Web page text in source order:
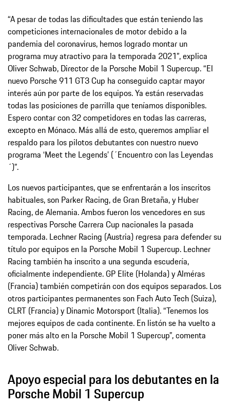
“A pesar de todas las dificultades que están teniendo las
competiciones internacionales de motor debido a la
pandemia del coronavirus, hemos logrado montar un
programa muy atractivo para la temporada 2021”, explica
Oliver Schwab, Director de la Porsche Mobil 1 Supercup. “El
nuevo Porsche 911 GT3 Cup ha conseguido captar mayor
interés aún por parte de los equipos. Ya están reservadas
todas las posiciones de parrilla que teníamos disponibles.
Espero contar con 32 competidores en todas las carreras,
excepto en Mónaco. Más allá de esto, queremos ampliar el
respaldo para los pilotos debutantes con nuestro nuevo
programa ‘Meet the Legends’ (´Encuentro con las Leyendas
´)”.
Los nuevos participantes, que se enfrentarán a los inscritos
habituales, son Parker Racing, de Gran Bretaña, y Huber
Racing, de Alemania. Ambos fueron los vencedores en sus
respectivas Porsche Carrera Cup nacionales la pasada
temporada. Lechner Racing (Austria) regresa para defender su
título por equipos en la Porsche Mobil 1 Supercup. Lechner
Racing también ha inscrito a una segunda escudería,
oficialmente independiente. GP Elite (Holanda) y Alméras
(Francia) también competirán con dos equipos separados. Los
otros participantes permanentes son Fach Auto Tech (Suiza),
CLRT (Francia) y Dinamic Motorsport (Italia). “Tenemos los
mejores equipos de cada continente. En listón se ha vuelto a
poner más alto en la Porsche Mobil 1 Supercup”, comenta
Oliver Schwab.
Apoyo especial para los debutantes en la
Porsche Mobil 1 Supercup